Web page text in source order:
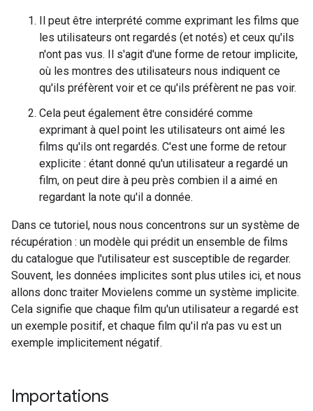
Il peut être interprété comme exprimant les films que
les utilisateurs ont regardés (et notés) et ceux qu'ils
n'ont pas vus. Il s'agit d'une forme de retour implicite,
où les montres des utilisateurs nous indiquent ce
qu'ils préfèrent voir et ce qu'ils préfèrent ne pas voir.
Cela peut également être considéré comme
exprimant à quel point les utilisateurs ont aimé les
films qu'ils ont regardés. C'est une forme de retour
explicite : étant donné qu'un utilisateur a regardé un
film, on peut dire à peu près combien il a aimé en
regardant la note qu'il a donnée.
Dans ce tutoriel, nous nous concentrons sur un système de
récupération : un modèle qui prédit un ensemble de films
du catalogue que l'utilisateur est susceptible de regarder.
Souvent, les données implicites sont plus utiles ici, et nous
allons donc traiter Movielens comme un système implicite.
Cela signifie que chaque film qu'un utilisateur a regardé est
un exemple positif, et chaque film qu'il n'a pas vu est un
exemple implicitement négatif.
Importations